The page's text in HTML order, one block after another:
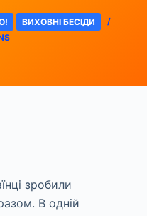
ВИХОВНІ БЕСІДИ
зробили
В одній